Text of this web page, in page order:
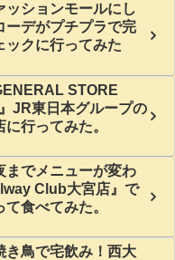
ッションモールにし
ーデがプチプラで完
ックに行ってみた
STORE
JR東日本グループの
行ってみた。
までメニューが変わ
Club大宮店』で
食べてみた。
き鳥で宅飲み！西大